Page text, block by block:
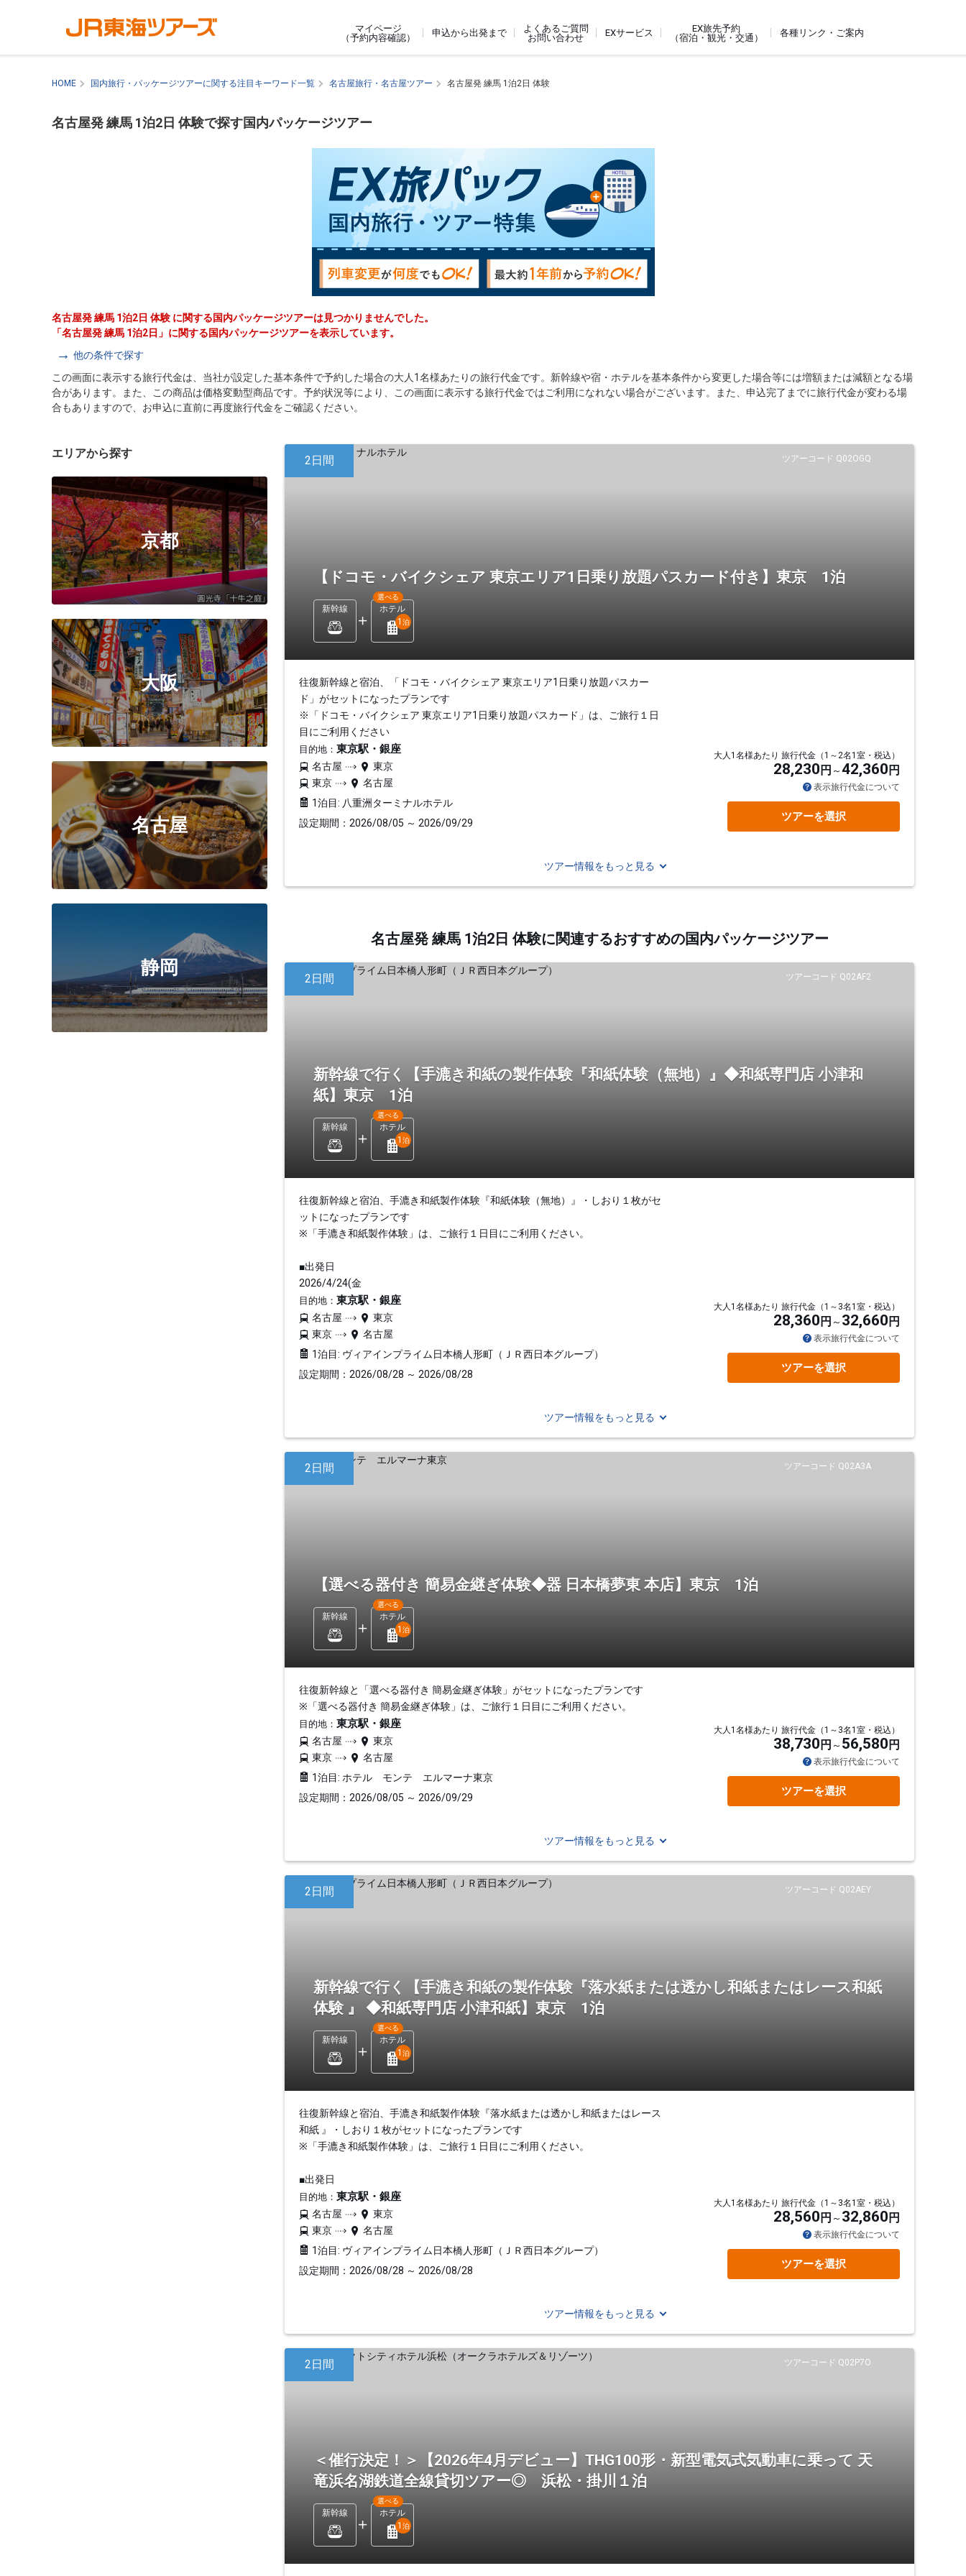
マイページ
（予約内容確認）
申込から出発まで
よくあるご質問
お問い合わせ
EXサービス
EX旅先予約
（宿泊・観光・交通）
各種リンク・ご案内
HOME 国内旅行・パッケージツアーに関する注目キーワード一覧 名古屋旅行・名古屋ツアー 名古屋発 練馬 1泊2日 体験
名古屋発 練馬 1泊2日 体験で探す国内パッケージツアー
名古屋発 練馬 1泊2日 体験 に関する国内パッケージツアーは見つかりませんでした。
「名古屋発 練馬 1泊2日」に関する国内パッケージツアーを表示しています。
他の条件で探す
この画面に表示する旅行代金は、当社が設定した基本条件で予約した場合の大人1名様あたりの旅行代金です。新幹線や宿・ホテルを基本条件から変更した場合等には増額または減額となる場
合があります。また、この商品は価格変動型商品です。予約状況等により、この画面に表示する旅行代金ではご利用になれない場合がございます。また、申込完了までに旅行代金が変わる場
合もありますので、お申込に直前に再度旅行代金をご確認ください。
エリアから探す
京都
大阪
名古屋
静岡
ツアーコード Q02OGQ
2日間
【ドコモ・バイクシェア 東京エリア1日乗り放題パスカード付き】東京 1泊
新幹線 ホテル
選べる
1 泊
往復新幹線と宿泊、「ドコモ・バイクシェア 東京エリア1日乗り放題パスカー
ド」がセットになったプランです
※「ドコモ・バイクシェア 東京エリア1日乗り放題パスカード」は、ご旅行１日
目にご利用ください
目的地： 東京駅・銀座
名古屋
東京
東京
名古屋
1泊目: 八重洲ターミナルホテル
設定期間：2026/08/05 ～ 2026/09/29
大人1名様あたり 旅行代金（1～2名1室・税込）
28,230 円 42,360 円
表示旅行代金について
ツアーを選択
ツアー情報をもっと見る
名古屋発 練馬 1泊2日 体験に関連するおすすめの国内パッケージツアー
ツアーコード Q02AF2
2日間
新幹線で行く【手漉き和紙の製作体験『和紙体験（無地）』◆和紙専門店 小津和
紙】東京 1泊
新幹線 ホテル
選べる
1 泊
往復新幹線と宿泊、手漉き和紙製作体験『和紙体験（無地）』・しおり１枚がセ
ットになったプランです
※「手漉き和紙製作体験」は、ご旅行１日目にご利用ください。
■出発日
2026/4/24(金
目的地： 東京駅・銀座
名古屋
東京
東京
名古屋
1泊目: ヴィアインプライム日本橋人形町（ＪＲ西日本グループ）
設定期間：2026/08/28 ～ 2026/08/28
大人1名様あたり 旅行代金（1～3名1室・税込）
28,360 円 32,660 円
表示旅行代金について
ツアーを選択
ツアー情報をもっと見る
ツアーコード Q02A3A
2日間
【選べる器付き 簡易金継ぎ体験◆器 日本橋夢東 本店】東京 1泊
新幹線 ホテル
選べる
1 泊
往復新幹線と「選べる器付き 簡易金継ぎ体験」がセットになったプランです
※「選べる器付き 簡易金継ぎ体験」は、ご旅行１日目にご利用ください。
目的地： 東京駅・銀座
名古屋
東京
東京
名古屋
1泊目: ホテル モンテ エルマーナ東京
設定期間：2026/08/05 ～ 2026/09/29
大人1名様あたり 旅行代金（1～3名1室・税込）
38,730 円 56,580 円
表示旅行代金について
ツアーを選択
ツアー情報をもっと見る
ツアーコード Q02AEY
2日間
新幹線で行く【手漉き和紙の製作体験『落水紙または透かし和紙またはレース和紙
体験 』 ◆和紙専門店 小津和紙】東京 1泊
新幹線 ホテル
選べる
1 泊
往復新幹線と宿泊、手漉き和紙製作体験『落水紙または透かし和紙またはレース
和紙 』・しおり１枚がセットになったプランです
※「手漉き和紙製作体験」は、ご旅行１日目にご利用ください。
■出発日
目的地： 東京駅・銀座
名古屋
東京
東京
名古屋
1泊目: ヴィアインプライム日本橋人形町（ＪＲ西日本グループ）
設定期間：2026/08/28 ～ 2026/08/28
大人1名様あたり 旅行代金（1～3名1室・税込）
28,560 円 32,860 円
表示旅行代金について
ツアーを選択
ツアー情報をもっと見る
ツアーコード Q02P7O
2日間
＜催行決定！＞【2026年4月デビュー】THG100形・新型電気式気動車に乗って 天
竜浜名湖鉄道全線貸切ツアー◎ 浜松・掛川１泊
新幹線 ホテル
選べる
1 泊